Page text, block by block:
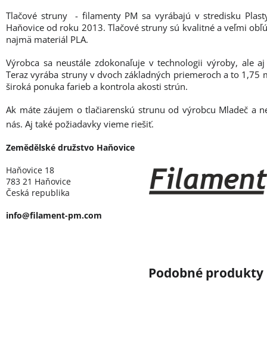
Tlačové struny - filamenty PM sa vyrábajú v stredisku
Haňovice od roku 2013. Tlačové struny sú kvalitné a veľmi
najmä materiál PLA.
Výrobca sa neustále zdokonaľuje v technologii výroby, ale
Teraz vyrába struny v dvoch základných priemeroch a to 1,75
široká ponuka farieb a kontrola akosti strún.
Ak máte záujem o tlačiarenskú strunu od výrobcu Mladeč a
nás. Aj také požiadavky vieme riešiť.
Zemědělské družstvo Haňovice
Haňovice 18
783 21 Haňovice
Česká republika
info@filament-pm.com